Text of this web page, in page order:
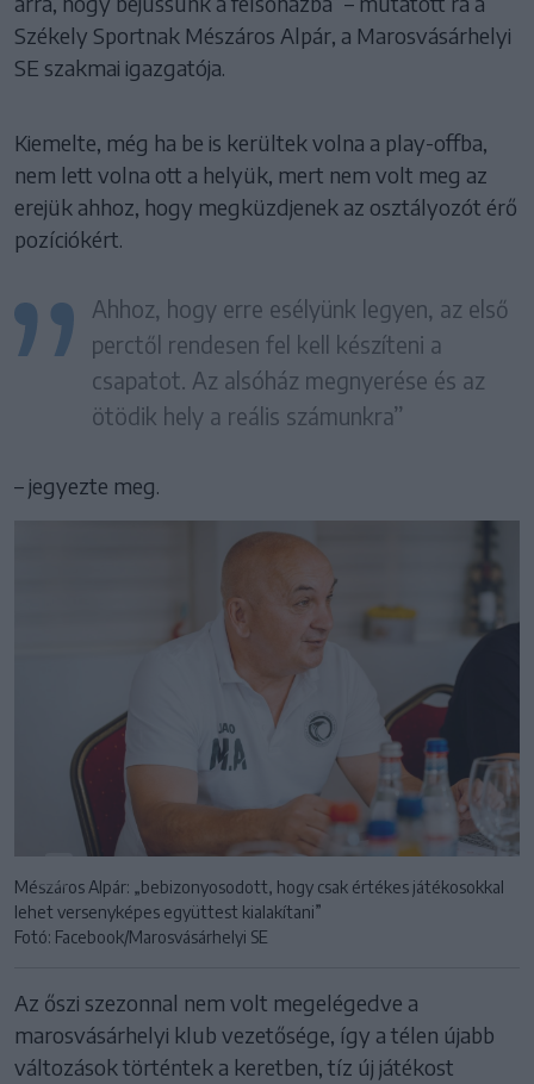
Székely Sportnak Mészáros Alpár, a Marosvásárhelyi
SE szakmai igazgatója.
Kiemelte, még ha be is kerültek volna a play-offba,
nem lett volna ott a helyük, mert nem volt meg az
erejük ahhoz, hogy megküzdjenek az osztályozót érő
pozíciókért.
Ahhoz, hogy erre esélyünk legyen, az első
perctől rendesen fel kell készíteni a
csapatot. Az alsóház megnyerése és az
ötödik hely a reális számunkra”
– jegyezte meg.
Mészáros Alpár: „bebizonyosodott, hogy csak értékes játékosokkal
lehet versenyképes együttest kialakítani”
Fotó: Facebook/Marosvásárhelyi SE
Az őszi szezonnal nem volt megelégedve a
marosvásárhelyi klub vezetősége, így a télen újabb
változások történtek a keretben, tíz új játékost